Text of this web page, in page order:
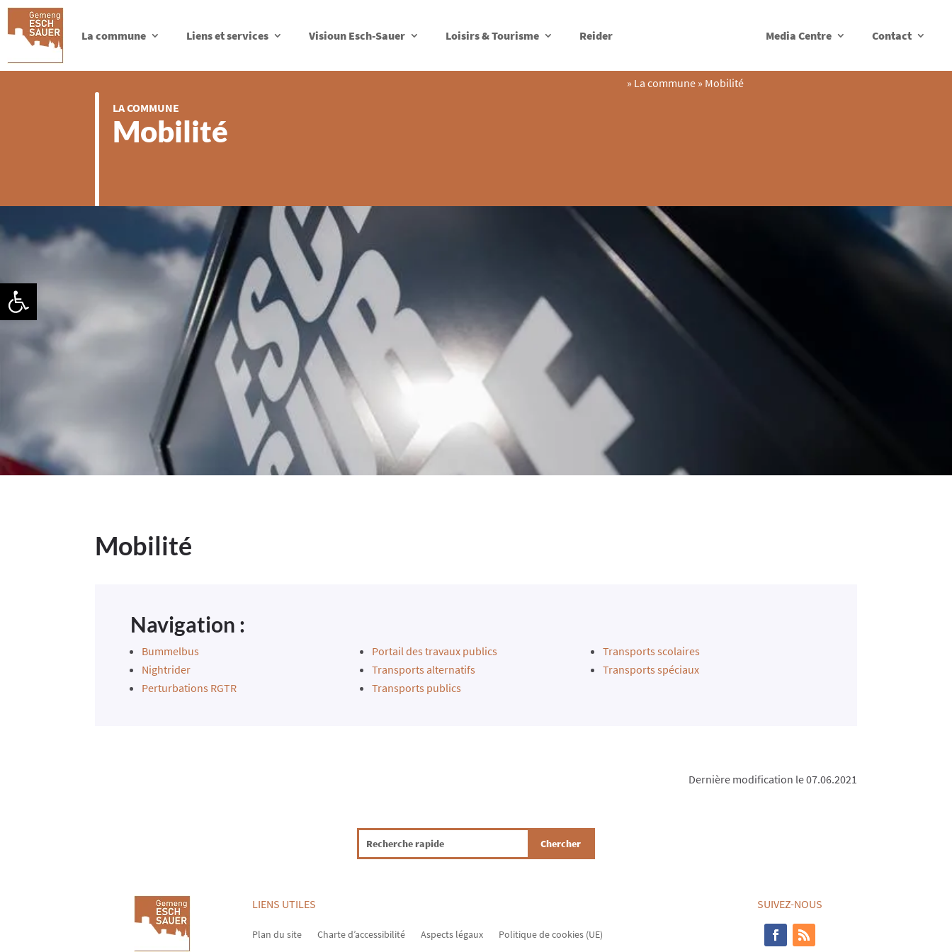
La commune Liens et services Visioun Esch-Sauer Loisirs & Tourisme Reider Media Centre Contact
LA COMMUNE
Mobilité
» La commune » Mobilité
Mobilité
Navigation :
Bummelbus
Nightrider
Perturbations RGTR
Portail des travaux publics
Transports alternatifs
Transports publics
Transports scolaires
Transports spéciaux
Dernière modification le 07.06.2021
LIENS UTILES
Plan du site Charte d’accessibilité Aspects légaux Politique de cookies (UE)
SUIVEZ-NOUS
Ouvrir la barre d’outils